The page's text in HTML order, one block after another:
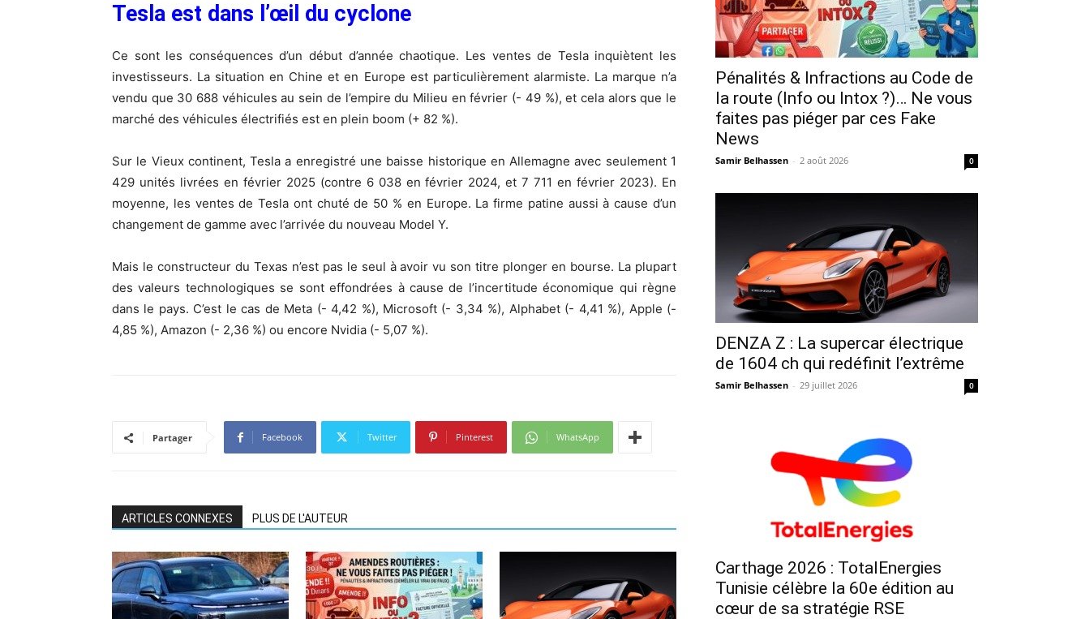
Tesla est dans l’œil du cyclone
Ce sont les conséquences d’un début d’année chaotique. Les ventes de Tesla inquiètent les
investisseurs. La situation en Chine et en Europe est particulièrement alarmiste. La marque n’a
vendu que 30 688 véhicules au sein de l’empire du Milieu en février (- 49 %), et cela alors que le
marché des véhicules électrifiés est en plein boom (+ 82 %).
Sur le Vieux continent, Tesla a enregistré une baisse historique en Allemagne avec seulement 1
429 unités livrées en février 2025 (contre 6 038 en février 2024, et 7 711 en février 2023). En
moyenne, les ventes de Tesla ont chuté de 50 % en Europe. La firme patine aussi à cause d’un
changement de gamme avec l’arrivée du nouveau Model Y.
Mais le constructeur du Texas n’est pas le seul à avoir vu son titre plonger en bourse. La plupart
des valeurs technologiques se sont effondrées à cause de l’incertitude économique qui règne
dans le pays. C’est le cas de Meta (- 4,42 %), Microsoft (- 3,34 %), Alphabet (- 4,41 %), Apple (-
4,85 %), Amazon (- 2,36 %) ou encore Nvidia (- 5,07 %).
Partager Facebook Twitter Pinterest WhatsApp
ARTICLES CONNEXES PLUS DE L'AUTEUR
Pénalités & Infractions au Code de
la route (Info ou Intox ?)… Ne vous
faites pas piéger par ces Fake
News
Samir Belhassen - 2 août 2026 0
DENZA Z : La supercar électrique
de 1604 ch qui redéfinit l’extrême
Samir Belhassen - 29 juillet 2026 0
Carthage 2026 : TotalEnergies
Tunisie célèbre la 60e édition au
cœur de sa stratégie RSE